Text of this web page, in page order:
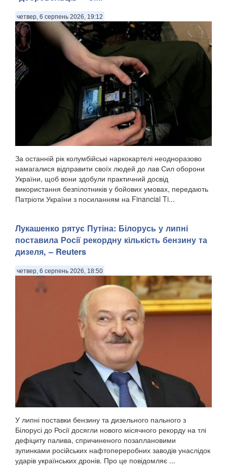
четвер, 6 серпень 2026, 19:12
За останній рік колумбійські наркокартелі неодноразово
намагалися відправити своїх людей до лав Сил оборони
України, щоб вони здобули практичний досвід
використання безпілотників у бойових умовах, передають
Патріоти України з посиланням на Financial Ti...
Лукашенко рятує Путіна: Білорусь у липні
поставила Росії рекордну кількість бензину та
дизеля, – Reuters
четвер, 6 серпень 2026, 18:50
У липні поставки бензину та дизельного пального з
Білорусі до Росії досягли нового місячного рекорду на тлі
дефіциту палива, спричиненого позаплановими
зупинками російських нафтопереробних заводів унаслідок
ударів українських дронів. Про це повідомляє ...